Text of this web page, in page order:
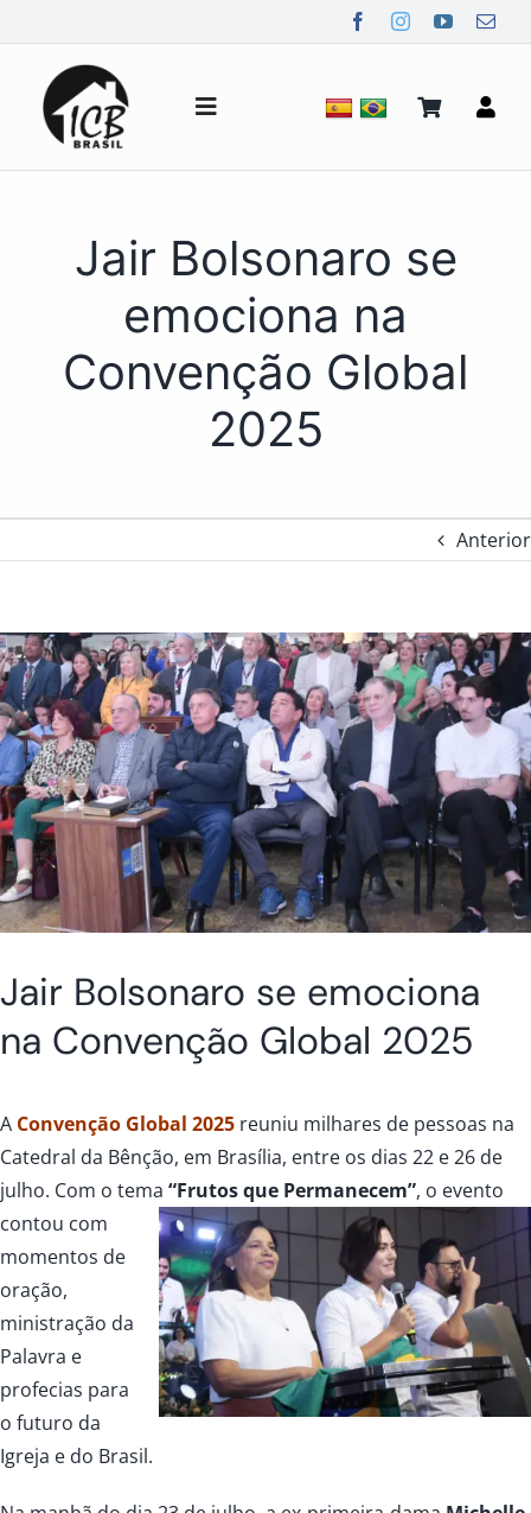
para
conteúdo
Alternar
navegação
Notícias
Mídia
Jair Bolsonaro se
emociona na
Convenção Global
2025
Anterior
Jair Bolsonaro se emociona
na Convenção Global 2025
A Convenção Global 2025 reuniu milhares de pessoas na
Catedral da Bênção, em Brasília, entre os dias 22 e 26 de
julho. Com o tema “Frutos que Permanecem”, o evento
contou com
momentos de
oração,
ministração da
Palavra e
profecias para
o futuro da
Igreja e do Brasil.